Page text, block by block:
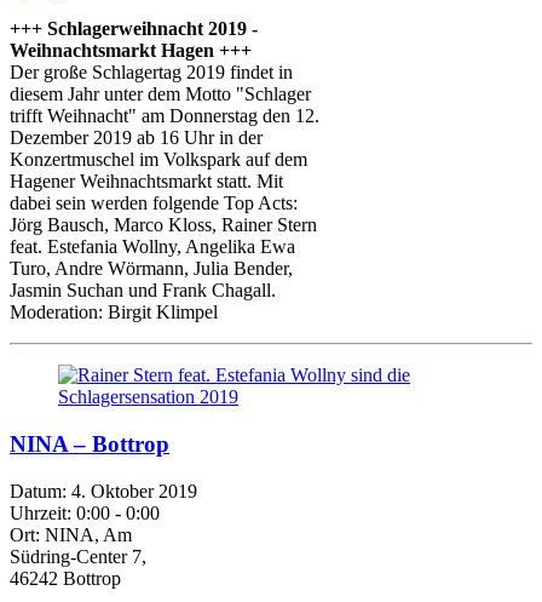
+++ Schlagerweihnacht 2019 -
Weihnachtsmarkt Hagen +++
Der große Schlagertag 2019 findet in
diesem Jahr unter dem Motto "Schlager
trifft Weihnacht" am Donnerstag den 12.
Dezember 2019 ab 16 Uhr in der
Konzertmuschel im Volkspark auf dem
Hagener Weihnachtsmarkt statt. Mit
dabei sein werden folgende Top Acts:
Jörg Bausch, Marco Kloss, Rainer Stern
feat. Estefania Wollny, Angelika Ewa
Turo, Andre Wörmann, Julia Bender,
Jasmin Suchan und Frank Chagall.
Moderation: Birgit Klimpel
NINA – Bottrop
Datum: 4. Oktober 2019
Uhrzeit: 0:00 - 0:00
Ort: NINA, Am
Südring-Center 7,
46242 Bottrop